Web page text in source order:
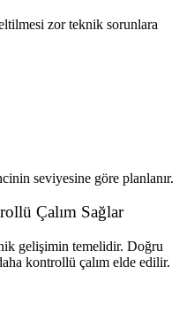
zor teknik sorunlara
seviyesine göre planlanır.
Çalım Sağlar
gelişimin temelidir. Doğru
kontrollü çalım elde edilir.